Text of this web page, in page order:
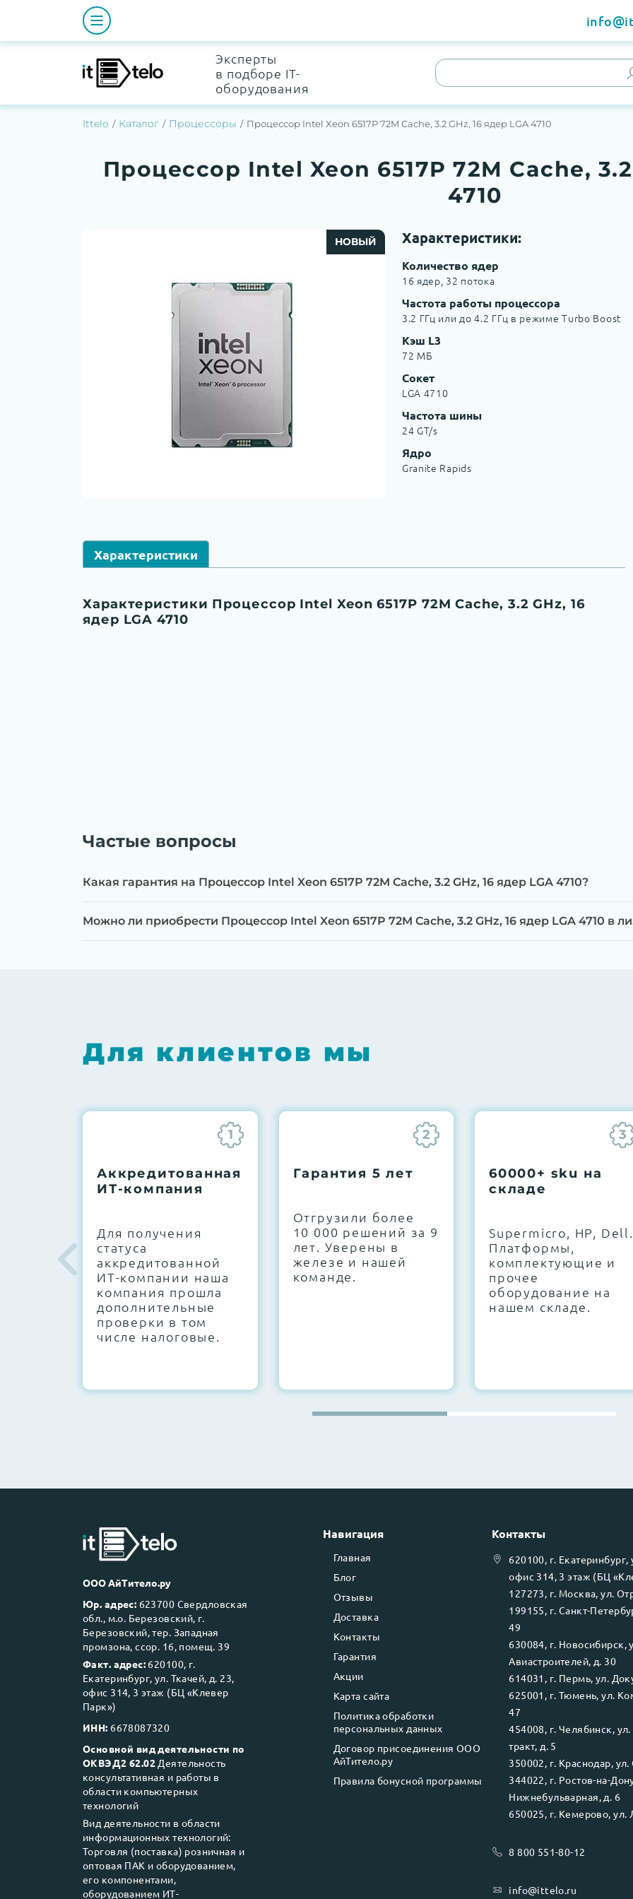
Эксперты
в подборе IT-
оборудования
Ittelo Каталог Процессоры Процессор Intel Xeon 6517P 72M Cache, 3.2 GHz, 16 ядер LGA 4710
Процессор Intel Xeon 6517P 72M Cache, 3.2
4710
НОВЫЙ Характеристики:
Количество ядер
16 ядер, 32 потока
Частота работы процессора
3.2 ГГц или до 4.2 ГГц в режиме Turbo Boost
Кэш L3
72 МБ
Сокет
LGA 4710
Частота шины
24 GT/s
Ядро
Granite Rapids
Характеристики
Характеристики Процессор Intel Xeon 6517P 72M Cache, 3.2 GHz, 16
ядер LGA 4710
Частые вопросы
Какая гарантия на Процессор Intel Xeon 6517P 72M Cache, 3.2 GHz, 16 ядер LGA 4710?
Можно ли приобрести Процессор Intel Xeon 6517P 72M Cache, 3.2 GHz, 16 ядер LGA 4710 в
Для клиентов мы
1
Аккредитованная
ИТ-компания
Для получения
статуса
аккредитованной
ИТ-компании наша
компания прошла
дополнительные
проверки в том
числе налоговые.
2
Гарантия 5 лет
Отгрузили более
10 000 решений за 9
лет. Уверены в
железе и нашей
команде.
3
60000+ sku на
складе
Supermicro, HP, Dell.
Платформы,
комплектующие и
прочее
оборудование на
нашем складе.
ООО АйТитело.ру
Юр. адрес: 623700 Свердловская
обл., м.о. Березовский, г.
Березовский, тер. Западная
промзона, ссор. 16, помещ. 39
Факт. адрес: 620100, г.
Екатеринбург, ул. Ткачей, д. 23,
офис 314, 3 этаж (БЦ «Клевер
Парк»)
ИНН: 6678087320
Основной вид деятельности по
ОКВЭД2 62.02 Деятельность
консультативная и работы в
области компьютерных
технологий
Вид деятельности в области
информационных технологий:
Торговля (поставка) розничная и
оптовая ПАК и оборудованием,
его компонентами,
оборудованием ИТ-
Навигация
Главная
Блог
Отзывы
Доставка
Контакты
Гарантия
Акции
Карта сайта
Политика обработки
персональных данных
Договор присоединения ООО
АйТитело.ру
Правила бонусной программы
Контакты
620100, г. Екатеринбург,
офис 314, 3 этаж (БЦ
127273, г. Москва, ул.
199155, г. Санкт-
49
630084, г. Новосибирск,
Авиастроителей, д. 30
614031 , г. Пермь, ул.
625001 , г. Тюмень, ул.
47
454008, г. Челябинск, ул.
тракт, д. 5
350002, г. Краснодар, ул.
344022, г. Ростов-на-
Нижнебульварная, д. 6
650025, г. Кемерово, ул.
8 800 551-80-12
info@ittelo.ru